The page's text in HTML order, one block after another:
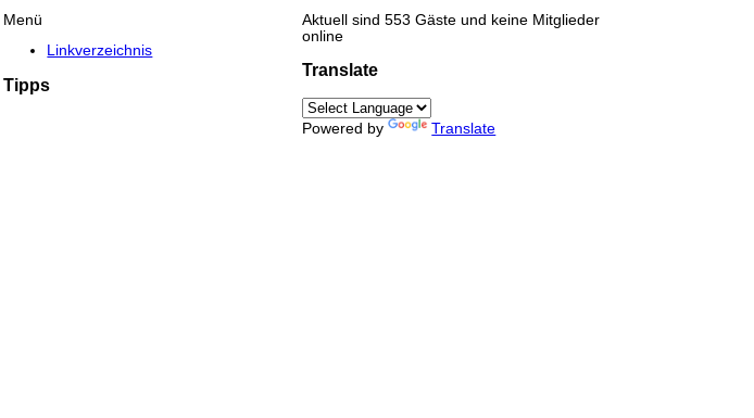
Menü
Linkverzeichnis
Tipps
Aktuell sind 553 Gäste und keine Mitglieder
online
Translate
Powered by Translate